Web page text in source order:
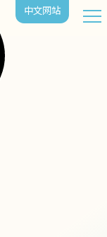
中⽂⽹站